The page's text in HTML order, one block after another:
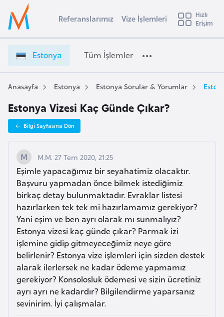
Ülke Seçimi
Başvuru yapmak istediğiniz ülkeyi seçin
Üye
Girişi
s
o
n
V
i
z
e
İ
ş
l
e
m
l
e
r
i
e
t
Referanslarımız Vize İşlemleri
Hızlı
Erişim
Estonya Tüm İşlemler
Anasayfa Estonya Estonya Sorular & Yorumlar
Estonya Vizesi Kaç Günde Çıkar?
Bilgi Sayfasına Dön
M.M. 27 Tem 2020, 21:25
Eşimle yapacağımız bir seyahatimiz olacaktır.
Başvuru yapmadan önce bilmek istediğimiz
birkaç detay bulunmaktadır. Evraklar listesi
hazırlarken tek tek mi hazırlamamız gerekiyor?
Yani eşim ve ben ayrı olarak mı sunmalıyız?
Estonya vizesi kaç günde çıkar? Parmak izi
işlemine gidip gitmeyeceğimiz neye göre
belirlenir? Estonya vize işlemleri için sizden destek
alarak ilerlersek ne kadar ödeme yapmamız
gerekiyor? Konsolosluk ödemesi ve sizin ücretiniz
ayrı ayrı ne kadardır? Bilgilendirme yaparsanız
sevinirim. İyi çalışmalar.
s
t
r
a
A
u
s
t
u
r
y
a
A
z
e
r
b